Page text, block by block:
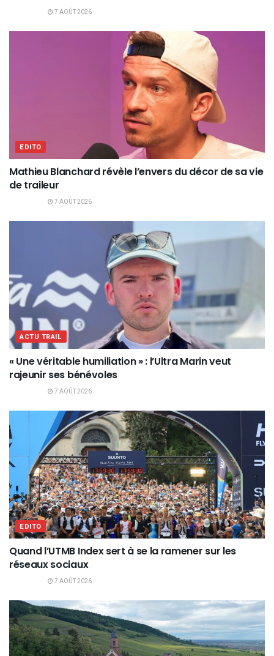
7 AOÛT 2026
EDITO
Mathieu Blanchard révèle l’envers du décor de sa vie
de traileur
7 AOÛT 2026
ACTU TRAIL
« Une véritable humiliation » : l’Ultra Marin veut
rajeunir ses bénévoles
7 AOÛT 2026
EDITO
Quand l’UTMB Index sert à se la ramener sur les
réseaux sociaux
7 AOÛT 2026